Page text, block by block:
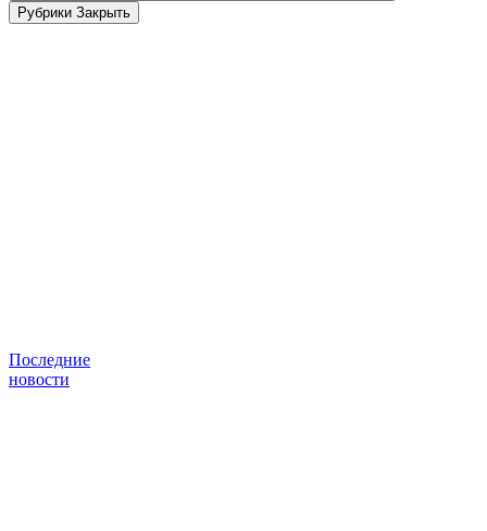
Рубрики Закрыть
Последние
новости